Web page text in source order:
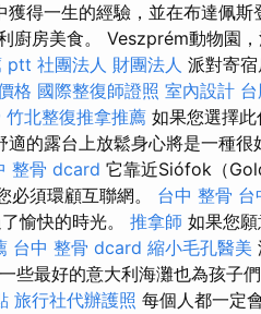
得一生的經驗，並在布達佩斯
廚房美食。 Veszprém動物園
ptt 社團法人 財團法人 派對寄
格 國際整復師證照 室內設計
竹北整復推拿推薦 如果您選擇
的露台上放鬆身心將是一種
整骨 dcard 它靠近Siófok（
須環顧互聯網。 台中 整骨 台
愉快的時光。 推拿師 如果您
台中 整骨 dcard 縮小毛孔醫美
些最好的意大利海灘也為孩子
旅行社代辦護照 每個人都一定